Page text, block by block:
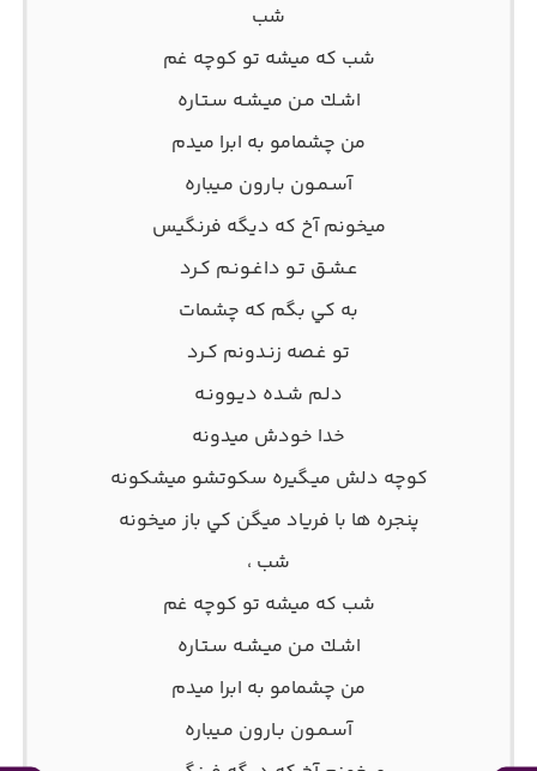
‫ﺷﺐ
‫ﺷﺐ ﻛﻪ ﻣﻴﺸﻪ ﺗﻮ ﻛﻮﭼﻪ ﻏﻢ
‫اﺷـﻚ ﻣـﻦ ﻣﻴـﺸـﻪ ﺳـﺘـﺎره
‫ﻣﻦ ﭼﺸﻤﺎﻣﻮ ﺑﻪ اﺑﺮا ﻣﻴﺪم
‫آﺳـﻤـﻮن ﺑـﺎرون ﻣـﻴﺒﺎره
‫ﻣﻴﺨﻮﻧﻢ آخ ﻛﻪ دﻳﮕﻪ ﻓﺮﻧﮕﻴﺲ
‫ﻋـﺸـﻖ ﺗـﻮ داﻏـﻮﻧـﻢ ﻛـﺮد
‫ﺑﻪ ﻛﻲ ﺑﮕﻢ ﻛﻪ ﭼﺸﻤﺎت
‫ﺗﻮ ﻏـﺼﻪ زﻧـﺪوﻧﻢ ﻛـﺮد
‫دﻟـﻢ ﺷـﺪه دﻳـﻮوﻧـﻪ
‫ﺧﺪا ﺧﻮدش ﻣﻴﺪوﻧﻪ
‫ﻛﻮﭼﻪ دﻟﺶ ﻣﻴـﮕﻴﺮه ﺳﻜﻮﺗﺸﻮ ﻣﻴﺸﻜﻮﻧﻪ
‫ﭘﻨﺠﺮه ﻫﺎ ﺑﺎ ﻓﺮﻳﺎد ﻣﻴﮕﻦ ﻛﻲ ﺑﺎز ﻣﻴﺨﻮﻧﻪ
‫ﺷﺐ ،
‫ﺷﺐ ﻛﻪ ﻣﻴﺸﻪ ﺗﻮ ﻛﻮﭼﻪ ﻏﻢ
‫اﺷـﻚ ﻣـﻦ ﻣﻴـﺸـﻪ ﺳـﺘـﺎره
‫ﻣﻦ ﭼﺸﻤﺎﻣﻮ ﺑﻪ اﺑﺮا ﻣﻴﺪم
‫آﺳـﻤـﻮن ﺑـﺎرون ﻣـﻴﺒﺎره